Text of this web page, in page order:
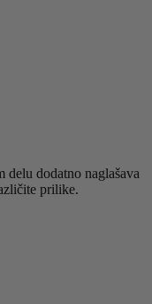
delu dodatno naglašava
prilike.